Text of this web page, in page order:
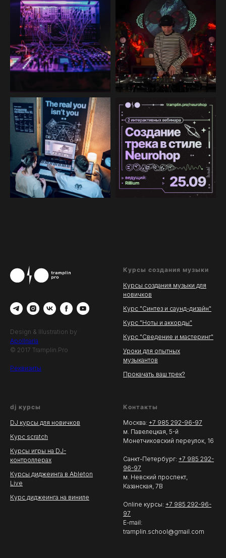
Design & Illustration by
Apollnaria
© 2017 Tramplin.Pro
Реквизиты
Курсы создания музыки
Курсы создания музыки для
новичков
Курс "Синтез и саунд-дизайн"
Курс "Ноты и аккорды"
Курс "Сведение и мастеринг"
Уроки для опытных
музыкантов
Прокачать ваш трек?
dj курсы
DJ курсы для новичков
Курс scratch
Курсы игры на DJ-
контроллерах
Курсы диджеинга в Ableton
Live
Курс диджеинга на виниле
Контакты
Москва: +7 985 292-96-97
м. Павелецкая, 5-й
Монетчиковский переулок, 16
Санкт-Петербург: +7 985 292-
96-97
м. Невский проспект,
Казанская, 7В
Online курсы: +7 985 292-96-
97
E-mail:
tramplin.school@gmail.com